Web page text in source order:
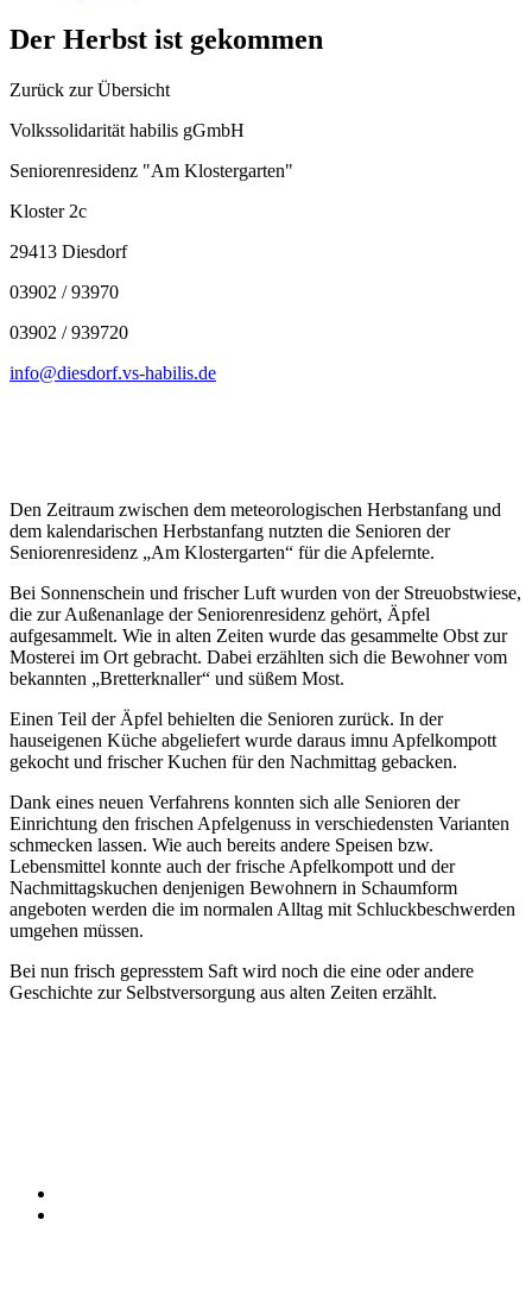
Der Herbst ist gekommen
Zurück zur Übersicht
Volkssolidarität habilis gGmbH
Seniorenresidenz "Am Klostergarten"
Kloster 2c
29413 Diesdorf
03902 / 93970
03902 / 939720
info@diesdorf.vs-habilis.de
Den Zeitraum zwischen dem meteorologischen Herbstanfang und
dem kalendarischen Herbstanfang nutzten die Senioren der
Seniorenresidenz „Am Klostergarten“ für die Apfelernte.
Bei Sonnenschein und frischer Luft wurden von der Streuobstwiese,
die zur Außenanlage der Seniorenresidenz gehört, Äpfel
aufgesammelt. Wie in alten Zeiten wurde das gesammelte Obst zur
Mosterei im Ort gebracht. Dabei erzählten sich die Bewohner vom
bekannten „Bretterknaller“ und süßem Most.
Einen Teil der Äpfel behielten die Senioren zurück. In der
hauseigenen Küche abgeliefert wurde daraus imnu Apfelkompott
gekocht und frischer Kuchen für den Nachmittag gebacken.
Dank eines neuen Verfahrens konnten sich alle Senioren der
Einrichtung den frischen Apfelgenuss in verschiedensten Varianten
schmecken lassen. Wie auch bereits andere Speisen bzw.
Lebensmittel konnte auch der frische Apfelkompott und der
Nachmittagskuchen denjenigen Bewohnern in Schaumform
angeboten werden die im normalen Alltag mit Schluckbeschwerden
umgehen müssen.
Bei nun frisch gepresstem Saft wird noch die eine oder andere
Geschichte zur Selbstversorgung aus alten Zeiten erzählt.